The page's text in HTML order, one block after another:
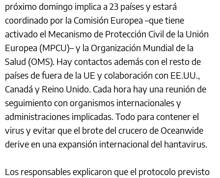
próximo domingo implica a 23 países y estará
coordinado por la Comisión Europea –que tiene
activado el Mecanismo de Protección Civil de la Unión
Europea (MPCU)– y la Organización Mundial de la
Salud (OMS). Hay contactos además con el resto de
países de fuera de la UE y colaboración con EE.UU.,
Canadá y Reino Unido. Cada hora hay una reunión de
seguimiento con organismos internacionales y
administraciones implicadas. Todo para contener el
virus y evitar que el brote del crucero de Oceanwide
derive en una expansión internacional del hantavirus.
Los responsables explicaron que el protocolo previsto